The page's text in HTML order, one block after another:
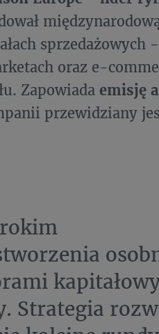
sprzedażowych -
oraz e-
Zapowiada emisję
przewidziany
Strategia